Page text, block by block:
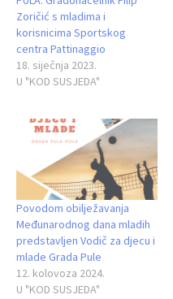
Zoričić s mladima i
korisnicima Sportskog
centra Pattinaggio
18. siječnja 2023.
U "KOD SUSJEDA"
Povodom obilježavanja
Međunarodnog dana mladih
predstavljen Vodič za djecu i
mlade Grada Pule
12. kolovoza 2024.
U "KOD SUSJEDA"